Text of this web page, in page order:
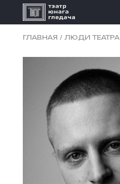
ГЛАВНАЯ / ЛЮДИ ТЕАТРА